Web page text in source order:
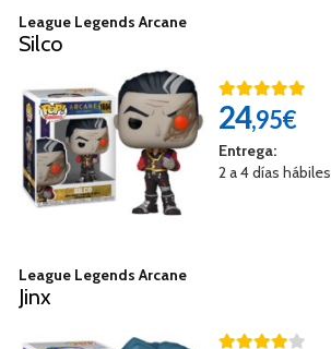
League Legends Arcane
Silco
24,95€
Entrega:
2 a 4 días hábiles
League Legends Arcane
Jinx